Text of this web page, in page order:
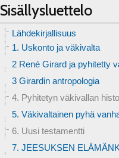
Sisällysluettelo
Lähdekirjallisuus
1. Uskonto ja väkivalta
2 René Girard ja pyhitetty
3 Girardin antropologia
4. Pyhitetyn väkivallan
5. Väkivaltainen pyhä
6. Uusi testamentti
7. JEESUKSEN